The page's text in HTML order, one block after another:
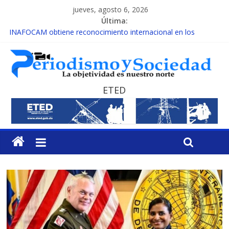
jueves, agosto 6, 2026
Última:
INAFOCAM obtiene reconocimiento internacional en los
15 de febrero de cada año es Día Nacional de la lucha contra el
cáncer infantil
EL ENFOQUE UNILATERAL DE LA COALICIÓN
MESCyT y Universidad Albizu apoyarán rehabilitación de
reclusos
MESCyT presenta calendario de Consulta Nacional por la
Educación
ETED